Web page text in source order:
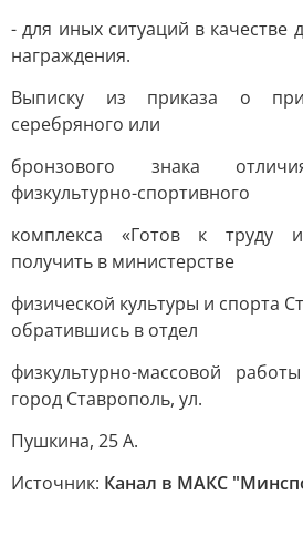
- для иных ситуаций в качестве
награждения.
Выписку из приказа о
серебряного или
бронзового знака
физкультурно-спортивного
комплекса «Готов к труду
получить в министерстве
физической культуры и спорта
обратившись в отдел
физкультурно-массовой
город Ставрополь, ул.
Пушкина, 25 А.
Источник: Канал в МАКС